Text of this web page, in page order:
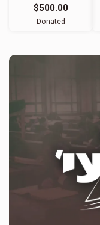
$500.00
Donated